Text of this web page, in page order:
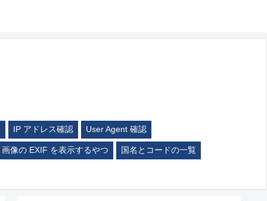
IP アドレス確認 User Agent 確認
画像の EXIF を表示するやつ 国名とコードの一覧